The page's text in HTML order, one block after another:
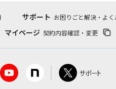
サポート お困りごと解決・よ
マイページ 契約内容確認・変更